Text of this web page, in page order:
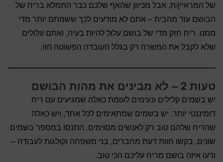
של המראיין/ת, אבל מכיוון שהאף שלכם כבר התמלא בריח של
הבושם עוד מהבית – אתם לא מודעים לכך ששמתם יותר מדי
ממנו. ריח חזק מדי של בושם עלול להיות בעיה, ואתם עלולים
שלא לקבל את המשרה רק בגלל העובדה הפשוטה הזו.
טעות 2 – לא מבינים את מהות הבושם
יש בשמים קלילים ונעימים לעומת כאלה שמגיעים עם ריח
דומיננטי יותר. יש בשמים שמתאימים לכל אחד, ויש כאלה
שהריח שלהם טוב רק לאנשים מסוימים. התנסו במספר בשמים
שונים, בקשו חוות דעת מחברים, בני משפחה וקולגות לעבודה –
ודעו איזה בושם מריח עליכם הכי טוב.